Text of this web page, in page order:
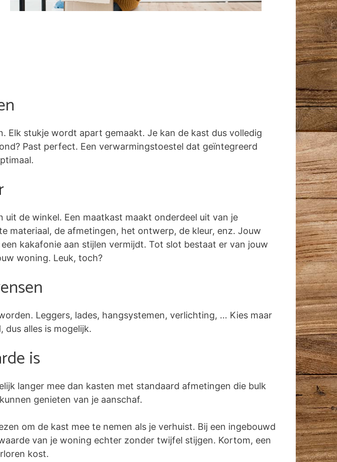
Elk stukje wordt apart gemaakt. Je kan de kast dus volledig
Past perfect. Een verwarmingstoestel dat geïntegreerd
de winkel. Een maatkast maakt onderdeel uit van je
materiaal, de afmetingen, het ontwerp, de kleur, enz. Jouw
kakafonie aan stijlen vermijdt. Tot slot bestaat er van jouw
woning. Leuk, toch?
Leggers, lades, hangsystemen, verlichting, … Kies maar
alles is mogelijk.
is
langer mee dan kasten met standaard afmetingen die bulk
genieten van je aanschaf.
om de kast mee te nemen als je verhuist. Bij een ingebouwd
van je woning echter zonder twijfel stijgen. Kortom, een
kost.